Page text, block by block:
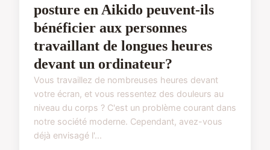
posture en Aikido peuvent-ils
bénéficier aux personnes
travaillant de longues heures
devant un ordinateur?
Vous travaillez de nombreuses heures devant
votre écran, et vous ressentez des douleurs au
niveau du corps ? C'est un problème courant dans
notre société moderne. Cependant, avez-vous
déjà envisagé l'...